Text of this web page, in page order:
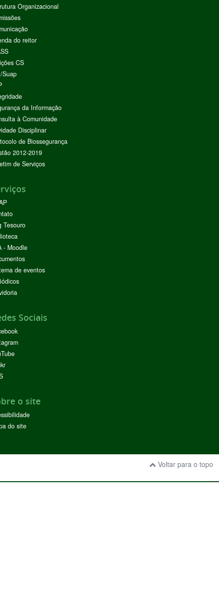
Organizacional
do reitor
CS
Suap
da Informação
à Comunidade
Disciplinar
de Biossegurança
2012-2019
de Serviços
Tesouro
- Moodle
de eventos
Sociais
o site
do site
Voltar para o topo